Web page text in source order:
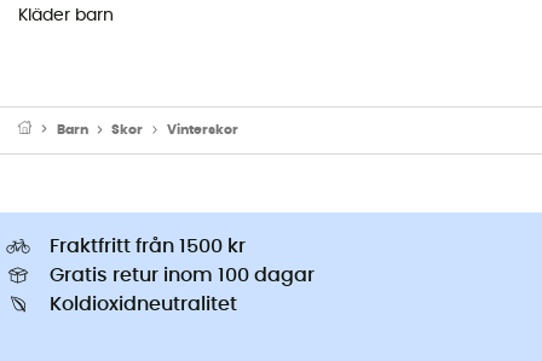
Kläder barn
Barn Skor Vinterskor
Fraktfritt från 1500 kr
Gratis retur inom 100 dagar
Koldioxidneutralitet